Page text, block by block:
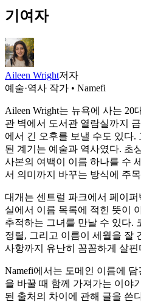
기여자
Aileen Wright저자
예술·역사 작가 • Namefi
Aileen Wright는 뉴욕에 사는
관 벽에서 도서관 열람실까지
에서 긴 오후를 보낼 수도 있다.
된 계기는 예술과 역사였다. 초
사본의 여백이 이름 하나를 수
서 의미까지 바꾸는 방식에 주
대개는 센트럴 파크에서 페이
실에서 이름 목록에 적힌 뜻이
추적하는 그녀를 만날 수 있다.
정렬, 그리고 이름이 세월을 잘
사항까지 유난히 꼼꼼하게 살핀
Namefi에서는 도메인 이름에
을 바꿀 때 함께 가져가는 이야
된 출처의 차이에 관해 글을 쓴